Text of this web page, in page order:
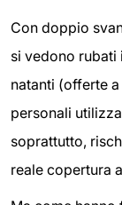
Con doppio
si vedono rubati
natanti (offerte
personali
soprattutto,
reale copertura